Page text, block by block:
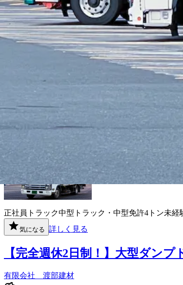
気になる 詳しく見る
【正社員募集】4t車ドライバー
月給￥236,000
午前7時〜午後11時
勤務地
正社員 トラック中型トラック・中型免許4トン未経
気になる 詳しく見る
【完全週休2日制！】大型ダン
有限会社 渡部建材